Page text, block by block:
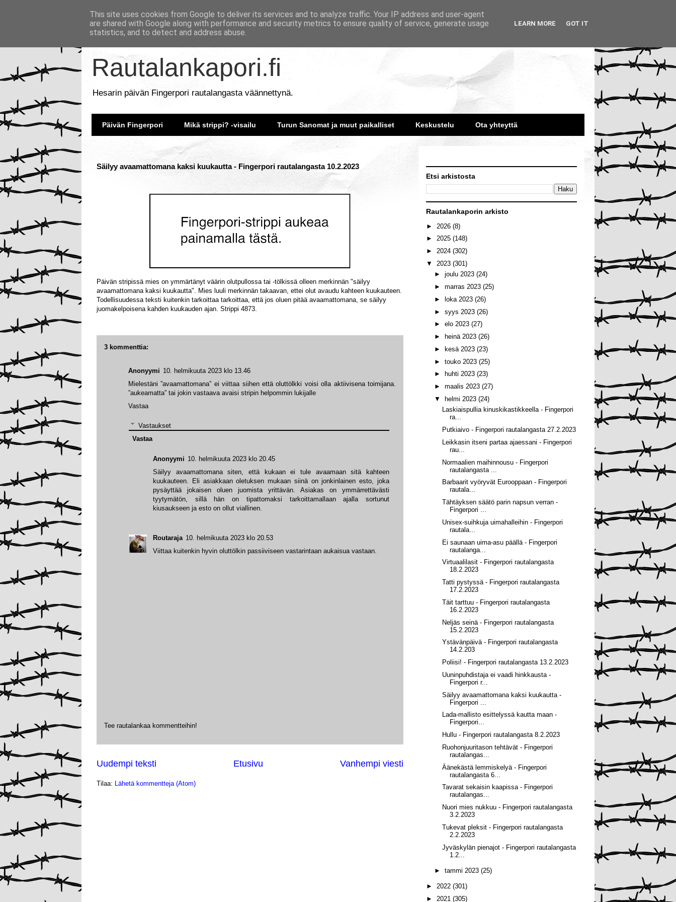
Rautalankapori.fi
Hesarin päivän Fingerpori rautalangasta väännettynä.
Päivän Fingerpori Mikä strippi? -visailu Turun Sanomat ja muut paikalliset Keskustelu Ota yhteyttä
Säilyy avaamattomana kaksi kuukautta - Fingerpori rautalangasta 10.2.2023
Päivän stripissä mies on ymmärtänyt väärin olutpullossa tai -tölkissä olleen merkinnän "säilyy
avaamattomana kaksi kuukautta". Mies luuli merkinnän takaavan, ettei olut avaudu kahteen kuukauteen.
Todellisuudessa teksti kuitenkin tarkoittaa tarkoittaa, että jos oluen pitää avaamattomana, se säilyy
juomakelpoisena kahden kuukauden ajan. Strippi 4873.
3 kommenttia:
Anonyymi 10. helmikuuta 2023 klo 13.46
Mielestäni ”avaamattomana” ei viittaa siihen että oluttölkki voisi olla aktiivisena toimijana.
”aukeamatta” tai jokin vastaava avaisi stripin helpommin lukijalle
Vastaa
Vastaukset
Anonyymi 10. helmikuuta 2023 klo 20.45
Säilyy avaamattomana siten, että kukaan ei tule avaamaan sitä kahteen
kuukauteen. Eli asiakkaan oletuksen mukaan siinä on jonkinlainen esto, joka
pysäyttää jokaisen oluen juomista yrittävän. Asiakas on ymmärrettävästi
tyytymätön, sillä hän on tipattomaksi tarkoittamallaan ajalla sortunut
kiusaukseen ja esto on ollut viallinen.
Routaraja 10. helmikuuta 2023 klo 20.53
Viittaa kuitenkin hyvin oluttölkin passiiviseen vastarintaan aukaisua vastaan.
Vastaa
Tee rautalankaa kommentteihin!
Uudempi teksti Vanhempi viesti
Etusivu
Tilaa: Lähetä kommentteja (Atom)
Etsi arkistosta
Rautalankaporin arkisto
► 2026 (8)
► 2025 (148)
► 2024 (302)
▼ 2023 (301)
► joulu 2023 (24)
► marras 2023 (25)
►
loka 2023 (26)
► syys 2023 (26)
► elo 2023 (27)
►
heinä 2023 (26)
►
kesä 2023 (23)
► touko 2023 (25)
►
huhti 2023 (23)
► maalis 2023 (27)
▼
helmi 2023 (24)
Laskiaispullia kinuskikastikkeella - Fingerpori
ra...
Putkiaivo - Fingerpori rautalangasta 27.2.2023
Leikkasin itseni partaa ajaessani - Fingerpori
rau...
Normaalien maihinnousu - Fingerpori
rautalangasta ...
Barbaarit vyöryvät Eurooppaan - Fingerpori
rautala...
Tähtäyksen säätö parin napsun verran -
Fingerpori ...
Unisex-suihkuja uimahalleihin - Fingerpori
rautala...
Ei saunaan uima-asu päällä - Fingerpori
rautalanga...
Virtuaalilasit - Fingerpori rautalangasta
18.2.2023
Tatti pystyssä - Fingerpori rautalangasta
17.2.2023
Täit tarttuu - Fingerpori rautalangasta
16.2.2023
Neljäs seinä - Fingerpori rautalangasta
15.2.2023
Ystävänpäivä - Fingerpori rautalangasta
14.2.203
Poliisi! - Fingerpori rautalangasta 13.2.2023
Uuninpuhdistaja ei vaadi hinkkausta -
Fingerpori r...
Säilyy avaamattomana kaksi kuukautta -
Fingerpori ...
Lada-mallisto esittelyssä kautta maan -
Fingerpori...
Hullu - Fingerpori rautalangasta 8.2.2023
Ruohonjuuritason tehtävät - Fingerpori
rautalangas...
Äänekästä lemmiskelyä - Fingerpori
rautalangasta 6...
Tavarat sekaisin kaapissa - Fingerpori
rautalangas...
Nuori mies nukkuu - Fingerpori rautalangasta
3.2.2023
Tukevat pleksit - Fingerpori rautalangasta
2.2.2023
Jyväskylän pienajot - Fingerpori rautalangasta
1.2...
► tammi 2023 (25)
► 2022 (301)
► 2021 (305)
This site uses cookies from Google to deliver its services and to analyze traffic. Your IP address and user-agent
are shared with Google along with performance and security metrics to ensure quality of service, generate usage
statistics, and to detect and address abuse.
LEARN MORE GOT IT